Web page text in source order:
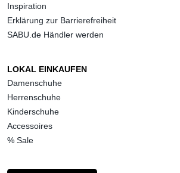
Inspiration
Erklärung zur Barrierefreiheit
SABU.de Händler werden
LOKAL EINKAUFEN
Damenschuhe
Herrenschuhe
Kinderschuhe
Accessoires
% Sale